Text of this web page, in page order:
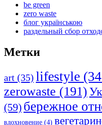
be green
zero waste
блог українською
раздельный сбор
Метки
art (35) lifestyle
zerowaste (191)
(59) бережное
вдохновение (4)